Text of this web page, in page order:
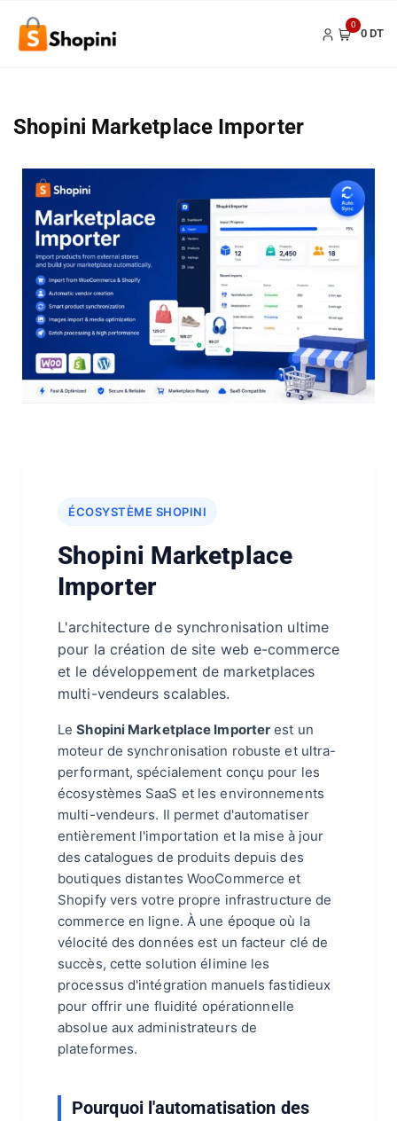
0
0 DT
Shopini Marketplace Importer
ÉCOSYSTÈME SHOPINI
Shopini Marketplace
Importer
L'architecture de synchronisation ultime
pour la création de site web e-commerce
et le développement de marketplaces
multi-vendeurs scalables.
LeShopini Marketplace Importer est un
moteur de synchronisation robuste et ultra-
performant, spécialement conçu pour les
écosystèmes SaaS et les environnements
multi-vendeurs. Il permet d'automatiser
entièrement l'importation et la mise à jour
des catalogues de produits depuis des
boutiques distantes WooCommerce et
Shopify vers votre propre infrastructure de
commerce en ligne. À une époque où la
vélocité des données est un facteur clé de
succès, cette solution élimine les
processus d'intégration manuels fastidieux
pour offrir une fluidité opérationnelle
absolue aux administrateurs de
plateformes.
Pourquoi l'automatisation des